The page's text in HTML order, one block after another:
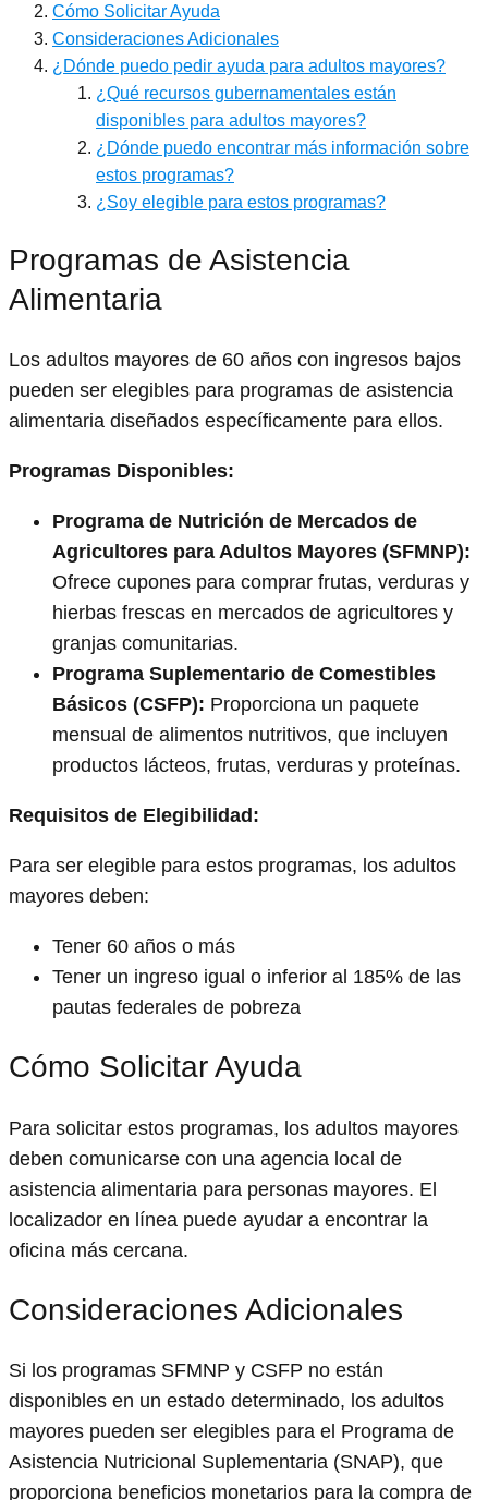
Cómo Solicitar Ayuda
Consideraciones Adicionales
¿Dónde puedo pedir ayuda para adultos mayores?
¿Qué recursos gubernamentales están
disponibles para adultos mayores?
¿Dónde puedo encontrar más información sobre
estos programas?
¿Soy elegible para estos programas?
Programas de Asistencia
Alimentaria
Los adultos mayores de 60 años con ingresos bajos
pueden ser elegibles para programas de asistencia
alimentaria diseñados específicamente para ellos.
Programas Disponibles:
Programa de Nutrición de Mercados de
Agricultores para Adultos Mayores (SFMNP):
Ofrece cupones para comprar frutas, verduras y
hierbas frescas en mercados de agricultores y
granjas comunitarias.
Programa Suplementario de Comestibles
Básicos (CSFP): Proporciona un paquete
mensual de alimentos nutritivos, que incluyen
productos lácteos, frutas, verduras y proteínas.
Requisitos de Elegibilidad:
Para ser elegible para estos programas, los adultos
mayores deben:
Tener 60 años o más
Tener un ingreso igual o inferior al 185% de las
pautas federales de pobreza
Cómo Solicitar Ayuda
Para solicitar estos programas, los adultos mayores
deben comunicarse con una agencia local de
asistencia alimentaria para personas mayores. El
localizador en línea puede ayudar a encontrar la
oficina más cercana.
Consideraciones Adicionales
Si los programas SFMNP y CSFP no están
disponibles en un estado determinado, los adultos
mayores pueden ser elegibles para el Programa de
Asistencia Nutricional Suplementaria (SNAP), que
proporciona beneficios monetarios para la compra de